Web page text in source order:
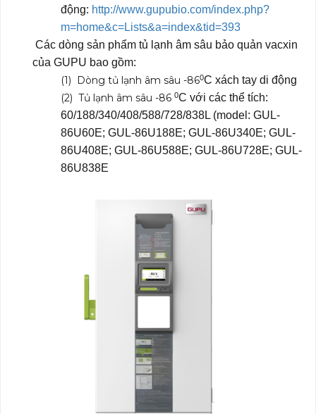
động: http://www.gupubio.com/index.php?
m=home&c=Lists&a=index&tid=393
Các dòng sản phẩm tủ lạnh âm sâu bảo quản vacxin
của GUPU bao gồm:
(1) Dòng tủ lạnh âm sâu -860C xách tay di động
(2) Tủ lạnh âm sâu -86 0C với các thể tích:
60/188/340/408/588/728/838L (model: GUL-
86U60E; GUL-86U188E; GUL-86U340E; GUL-
86U408E; GUL-86U588E; GUL-86U728E; GUL-
86U838E